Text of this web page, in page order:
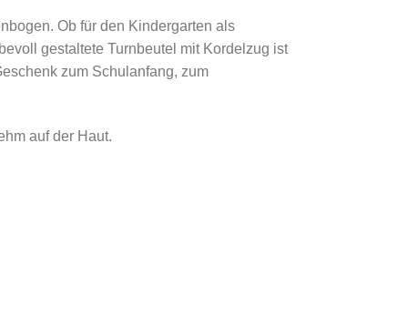
Ob für den Kindergarten als
gestaltete Turnbeutel mit Kordelzug ist
zum Schulanfang, zum
auf der Haut.